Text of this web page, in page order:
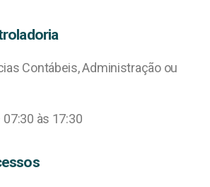
Contábeis, Administração ou
às 17:30